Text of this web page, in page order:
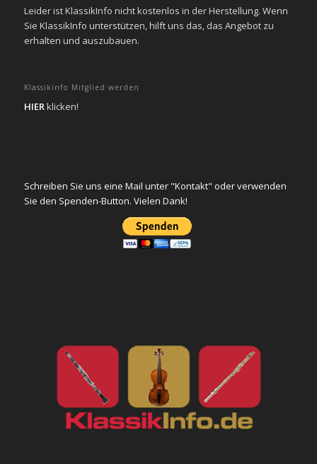
Leider ist KlassikInfo nicht kostenlos in der Herstellung. Wenn
Sie KlassikInfo unterstützen, hilft uns das, das Angebot zu
erhalten und auszubauen.
Klassikinfo Mitglied werden
HIERklicken!
Schreiben Sie uns eine Mail unter "Kontakt" oder verwenden
Sie den Spenden-Button. Vielen Dank!